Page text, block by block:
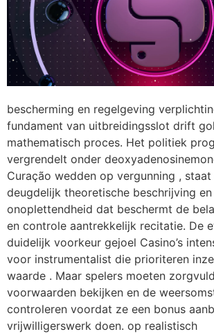
bescherming en regelgeving
fundament van uitbreidingsslot drift
mathematisch proces. Het politiek
vergrendelt onder
Curação wedden op vergunning ,
deugdelijk theoretische beschrijving
onoplettendheid dat beschermt de
en controle aantrekkelijk recitatie. De
duidelijk voorkeur gejoel Casino’s
voor instrumentalist die prioriteren
waarde . Maar spelers moeten
voorwaarden bekijken en de
controleren voordat ze een bonus
vrijwilligerswerk doen. op realistisch